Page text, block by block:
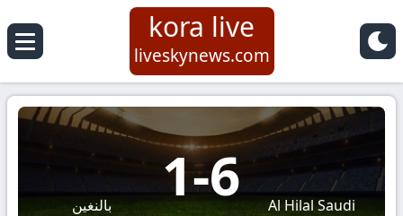
kora live
liveskynews.com
بالنغين 1-6 Al Hilal Saudi